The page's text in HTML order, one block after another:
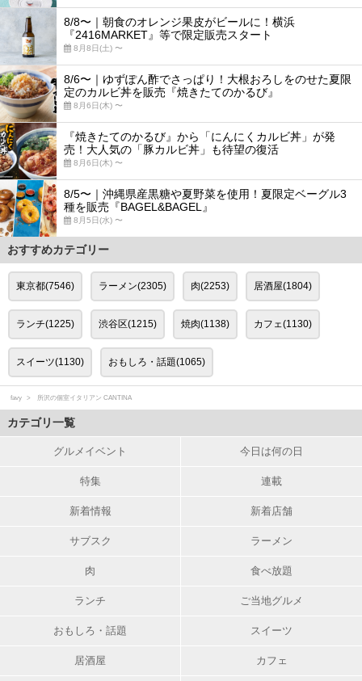
8/8〜｜朝食のオレンジ果皮がビールに！横浜
『2416MARKET』等で限定販売スタート
8月8日(土) 〜
8/6〜｜ゆずぽん酢でさっぱり！大根おろしをのせた夏限
定のカルビ丼を販売『焼きたてのかるび』
8月6日(木) 〜
『焼きたてのかるび』から「にんにくカルビ丼」が発
売！大人気の「豚カルビ丼」も待望の復活
8月6日(木) 〜
8/5〜｜沖縄県産黒糖や夏野菜を使用！夏限定ベーグル3
種を販売『BAGEL&BAGEL』
8月5日(水) 〜
おすすめカテゴリー
東京都(7546) ラーメン(2305) 肉(2253) 居酒屋(1804)
ランチ(1225) 渋谷区(1215) 焼肉(1138) カフェ(1130)
スイーツ(1130) おもしろ・話題(1065)
favy 所沢の個室イタリアン CANTINA
カテゴリ一覧
グルメイベント 今日は何の日
特集 連載
新着情報 新着店舗
サブスク ラーメン
肉 食べ放題
ランチ ご当地グルメ
おもしろ・話題 スイーツ
居酒屋 カフェ